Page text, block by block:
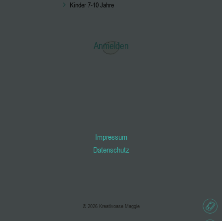
Kinder 7-10 Jahre
Anmelden
Impressum
Datenschutz
© 2026 Kreativoase Maggie